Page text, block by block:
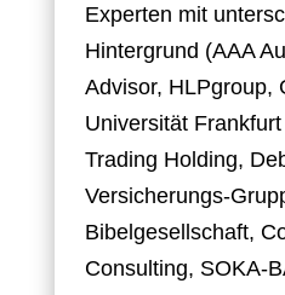
Experten mit
Hintergrund (AAA
Advisor, HLPgroup,
Universität
Trading Holding,
Versicherungs-
Bibelgesellschaft,
Consulting, SOKA-